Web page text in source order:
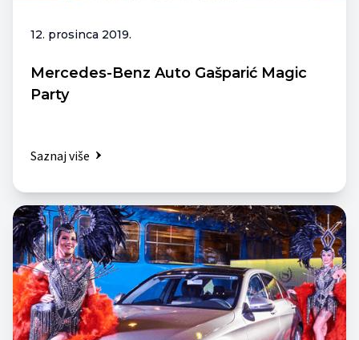
12. prosinca 2019.
Mercedes-Benz Auto Gašparić Magic
Party
Saznaj više